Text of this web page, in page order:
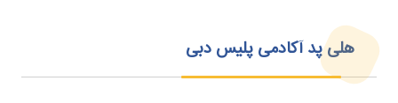
هلی‌ پد آکادمی پلیس دبی